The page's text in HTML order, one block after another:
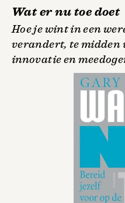
Wat er nu toe doet
Hoe je wint in een
verandert, te midden
innovatie en